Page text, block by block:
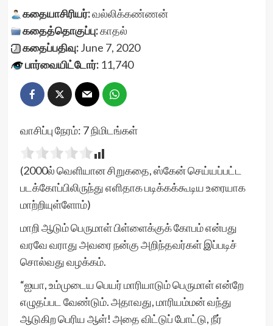
கதையாசிரியர்:வல்லிக்கண்ணன்
கதைத்தொகுப்பு:காதல்
கதைப்பதிவு:June 7, 2020
பார்வையிட்டோர்:11,740
வாசிப்பு நேரம்: 7நிமிடங்கள்
(2000ல் வெளியான சிறுகதை, ஸ்கேன் செய்யப்பட்ட
படக்கோப்பிலிருந்து எளிதாக படிக்கக்கூடிய உரையாக
மாற்றியுள்ளோம்)
மாறி ஆடும் பெருமாள் பிள்ளைக்குக் கோபம் என்பது
வரவே வராது அவரை நன்கு அறிந்தவர்கள் இப்படிச்
சொல்வது வழக்கம்.
“ஐயா, உம்முடைய பெயர் மாரியாடும் பெருமாள் என்றே
எழுதப்பட வேண்டும். அதாவது, மாரியம்மன் வந்து
ஆடுகிற பெரிய ஆள்! அதை விட்டுப் போட்டு, நீர்